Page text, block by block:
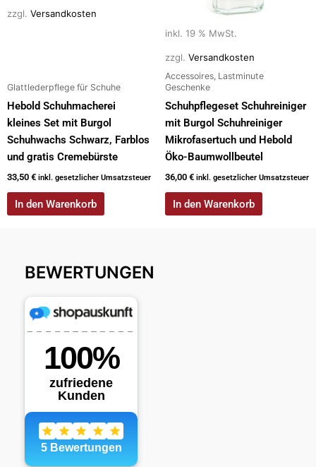
zzgl. Versandkosten
Glattlederpflege für Schuhe
Hebold Schuhmacherei
kleines Set mit Burgol
Schuhwachs Schwarz, Farblos
und gratis Cremebürste
33,50 € inkl. gesetzlicher Umsatzsteuer
In den Warenkorb
inkl. 19 % MwSt.
zzgl. Versandkosten
Accessoires, Lastminute
Geschenke
Schuhpflegeset Schuhreiniger
mit Burgol Schuhreiniger
Mikrofasertuch und Hebold
Öko-Baumwollbeutel
36,00 € inkl. gesetzlicher Umsatzsteuer
In den Warenkorb
BEWERTUNGEN